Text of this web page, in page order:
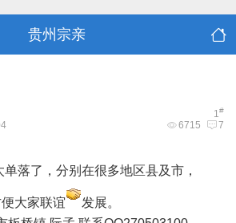
贵州宗亲
1#
6715 7
落了，分别在很多地区县及市，
大家联谊
发展。